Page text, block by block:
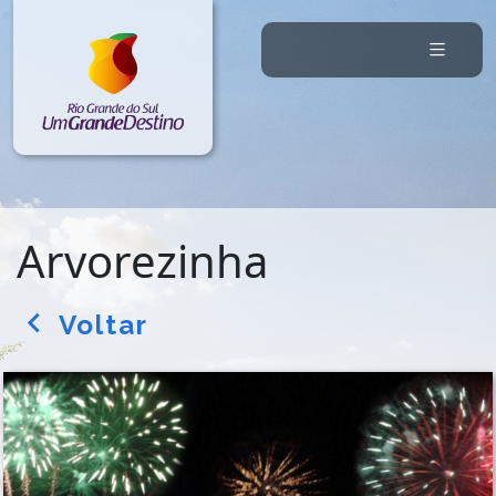
Arvorezinha
arrow_back_ios Voltar